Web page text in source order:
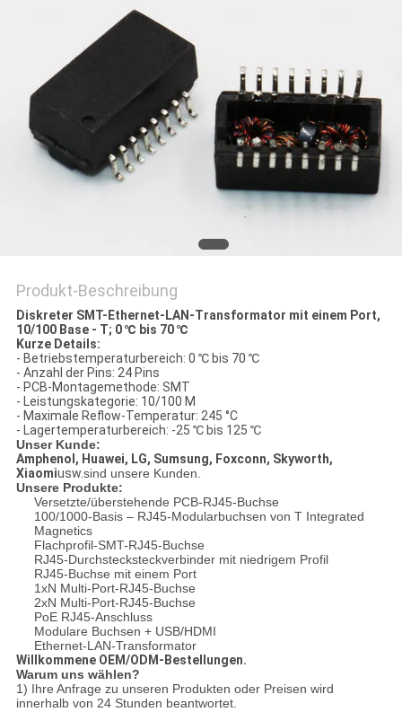
PRIVACY
POLICY
Produkt-Beschreibung
Diskreter SMT-Ethernet-LAN-Transformator mit einem Port,
10/100 Base - T; 0 ℃ bis 70 ℃
Kurze Details:
- Betriebstemperaturbereich: 0 ℃ bis 70 ℃
- Anzahl der Pins: 24 Pins
- PCB-Montagemethode: SMT
- Leistungskategorie: 10/100 M
- Maximale Reflow-Temperatur: 245 °C
- Lagertemperaturbereich: -25 ℃ bis 125 ℃
Unser Kunde:
Amphenol, Huawei, LG, Sumsung, Foxconn, Skyworth,
Xiaomiusw.sind unsere Kunden.
Unsere Produkte:
Versetzte/überstehende PCB-RJ45-Buchse
100/1000-Basis – RJ45-Modularbuchsen von T Integrated
Magnetics
Flachprofil-SMT-RJ45-Buchse
RJ45-Durchstecksteckverbinder mit niedrigem Profil
RJ45-Buchse mit einem Port
1xN Multi-Port-RJ45-Buchse
2xN Multi-Port-RJ45-Buchse
PoE RJ45-Anschluss
Modulare Buchsen + USB/HDMI
Ethernet-LAN-Transformator
Willkommene OEM/ODM-Bestellungen.
Warum uns wählen?
1) Ihre Anfrage zu unseren Produkten oder Preisen wird
innerhalb von 24 Stunden beantwortet.